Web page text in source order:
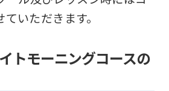
いただきます。
トモーニングコースの